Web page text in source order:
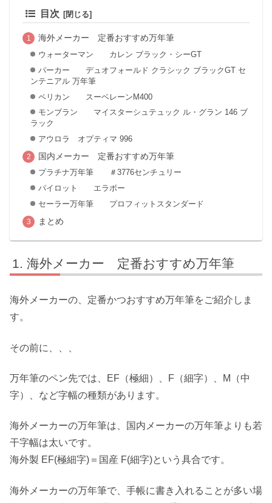
目次
海外メーカー 定番おすすめ万年筆
ウォーターマン カレン ブラック・シーGT
パーカー デュオフォールド クラシック ブラックGT セ
ンテニアル 万年筆
ペリカン スーベレーンM400
モンブラン マイスターシュテュック ル・グラン 146 ブ
ラック
アウロラ オプティマ 996
国内メーカー 定番おすすめ万年筆
プラチナ万年筆 ＃3776センチュリー
パイロット エラボー
セーラー万年筆 プロフィットスタンダード
まとめ
海外メーカー 定番おすすめ万年筆
海外メーカーの、定番かつおすすめ万年筆をご紹介しま
す。
その前に、、、
万年筆のペン先では、EF（極細）、F（細字）、M（中
字）、など字幅の種類があります。
海外メーカーの万年筆は、国内メーカーの万年筆よりも若
干字幅は太いです。
海外製 EF(極細字)＝国産 F(細字)という具合です。
海外メーカーの万年筆で、手帳に書き入れることが多い場